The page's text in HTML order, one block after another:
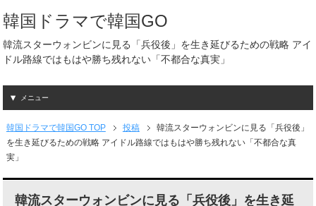
韓国ドラマで韓国GO
韓流スターウォンビンに見る「兵役後」を生き延びるための戦略 アイ
ドル路線ではもはや勝ち残れない「不都合な真実」
メニュー
韓国ドラマで韓国GO TOP 投稿
韓流スターウォンビンに見る「兵役後」
を生き延びるための戦略 アイドル路線ではもはや勝ち残れない「不都合な真
実」
韓流スターウォンビンに見る「兵役後」を生き延